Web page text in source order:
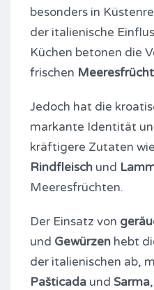
besonders in
der italienische
Küchen betonen die
frischen
Jedoch hat die
markante Identität
kräftigere Zutaten wie
Rindfleisch und
Meeresfrüchten.
Der Einsatz von
und Gewürzen hebt
der italienischen ab,
Pašticada und Sarma